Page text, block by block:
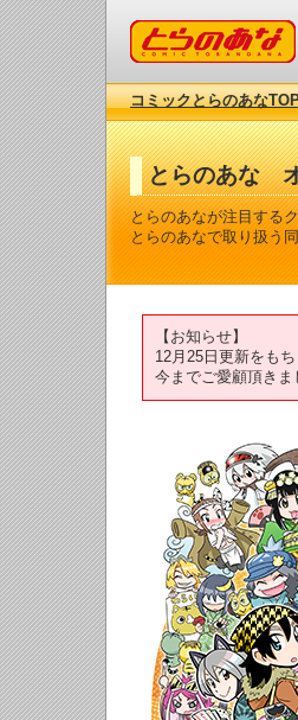
コミックとらのあな
コミックとらのあな
とらのあな
とらのあなが注目する
とらのあなで取り扱う
【お知らせ】
12月25日更新をも
今までご愛顧頂きま